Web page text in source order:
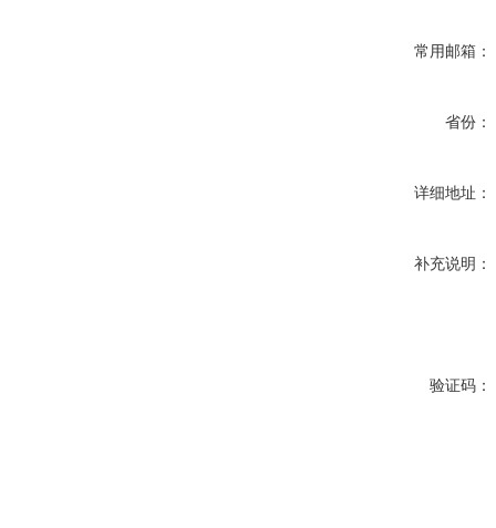
常用邮箱：
省份：
详细地址：
补充说明：
验证码：